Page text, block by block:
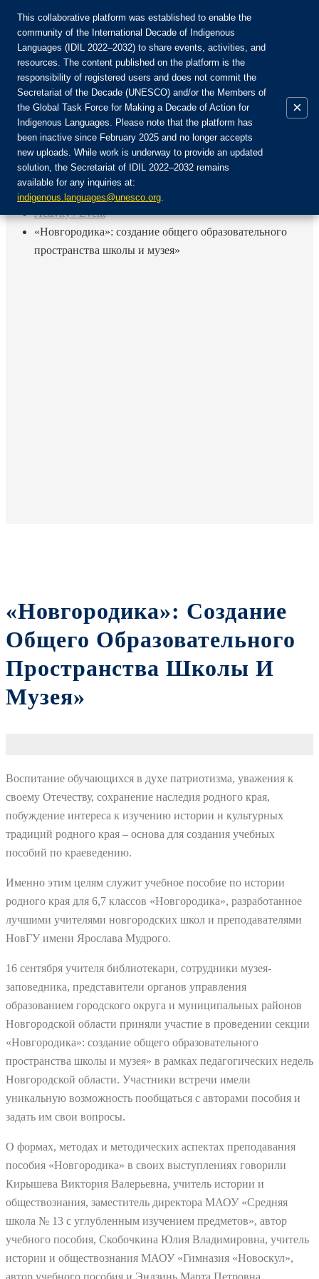
Присоединяйтесь к сообществу:
Авторизоваться
EN
FR
Назад
Activity / Event
«Новгородика»: создание общего образовательного
пространства школы и музея»
«Новгородика»: Создание
Общего Образовательного
Пространства Школы И
Музея»
Воспитание обучающихся в духе патриотизма, уважения к
своему Отечеству, сохранение наследия родного края,
побуждение интереса к изучению истории и культурных
традиций родного края – основа для создания учебных
пособий по краеведению.
Именно этим целям служит учебное пособие по истории
родного края для 6,7 классов «Новгородика», разработанное
лучшими учителями новгородских школ и преподавателями
НовГУ имени Ярослава Мудрого.
16 сентября учителя библиотекари, сотрудники музея-
заповедника, представители органов управления
образованием городского округа и муниципальных районов
Новгородской области приняли участие в проведении секции
«Новгородика»: создание общего образовательного
пространства школы и музея» в рамках педагогических недель
Новгородской области. Участники встречи имели
уникальную возможность пообщаться с авторами пособия и
задать им свои вопросы.
О формах, методах и методических аспектах преподавания
пособия «Новгородика» в своих выступлениях говорили
Кирышева Виктория Валерьевна, учитель истории и
обществознания, заместитель директора МАОУ «Средняя
школа № 13 с углубленным изучением предметов», автор
учебного пособия, Скобочкина Юлия Владимировна, учитель
истории и обществознания МАОУ «Гимназия «Новоскул»,
автор учебного пособия и Эндзинь Марта Петровна,
This collaborative platform was established to enable the
community of the International Decade of Indigenous
Languages (IDIL 2022–2032) to share events, activities, and
resources. The content published on the platform is the
responsibility of registered users and does not commit the
Secretariat of the Decade (UNESCO) and/or the Members of
the Global Task Force for Making a Decade of Action for
Indigenous Languages. Please note that the platform has
been inactive since February 2025 and no longer accepts
new uploads. While work is underway to provide an updated
solution, the Secretariat of IDIL 2022–2032 remains
available for any inquiries at:
indigenous.languages@unesco.org.
×